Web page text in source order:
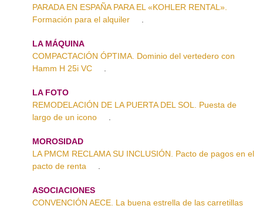
PARADA EN ESPAÑA PARA EL «KOHLER RENTAL».
Formación para el alquiler
LA MÁQUINA
COMPACTACIÓN ÓPTIMA. Dominio del vertedero con
Hamm H 25i VC
LA FOTO
REMODELACIÓN DE LA PUERTA DEL SOL. Puesta de
largo de un icono
MOROSIDAD
LA PMCM RECLAMA SU INCLUSIÓN. Pacto de pagos en el
pacto de renta
ASOCIACIONES
CONVENCIÓN AECE. La buena estrella de las carretillas